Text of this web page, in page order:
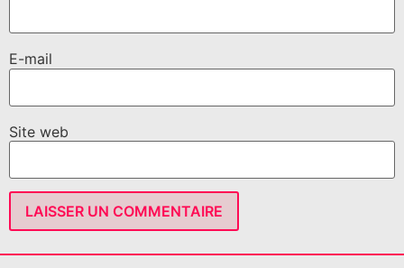
E-mail
Site web